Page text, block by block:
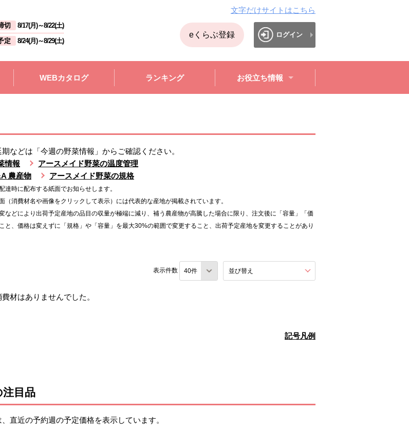
切 8/17(月)～8/22(土)
定
8/24(月)～8/29(土)
文字だけサイトはこちら
eくらぶ登録 ログイン
WEBカタログ ランキング お役立ち情報
などは「今週の野菜情報」からご確認ください。
情報
アースメイド野菜の温度管理
農産物
アースメイド野菜の規格
達時に配布する紙面でお知らせします。
（消費材名や画像をクリックして表示）には代表的な産地が掲載されています。
などにより出荷予定産地の品目の収量が極端に減り、補う農産物が高騰した場合に限り、注文後に「容量」「価
と、価格は変えずに「規格」や「容量」を最大30%の範囲で変更すること、出荷予定産地を変更することがあり
表示件数 並び替え
材はありませんでした。
記号凡例
注目品
直近の予約週の予定価格を表示しています。